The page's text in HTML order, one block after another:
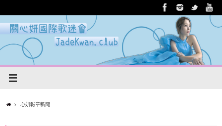
心妍報章新聞